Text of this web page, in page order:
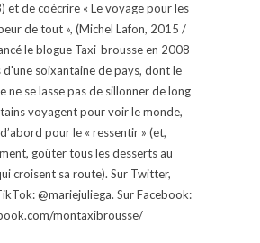
et de coécrire « Le voyage pour les
de tout », (Michel Lafon, 2015 /
le blogue Taxi-brousse en 2008
soixantaine de pays, dont le
ne se lasse pas de sillonner de long
voyagent pour voir le monde,
d’abord pour le « ressentir » (et,
goûter tous les desserts au
croisent sa route). Sur Twitter,
@mariejuliega. Sur Facebook:
montaxibrousse/